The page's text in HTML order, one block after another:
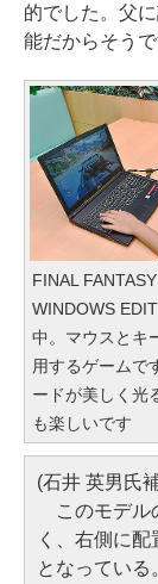
的でした。父
能だからそうで
FINAL
WINDOWS
中。マウスとキ
用するゲームで
ードが美しく光
も楽しいです
(石井 英男氏
このモデル
く、右側に
となっている